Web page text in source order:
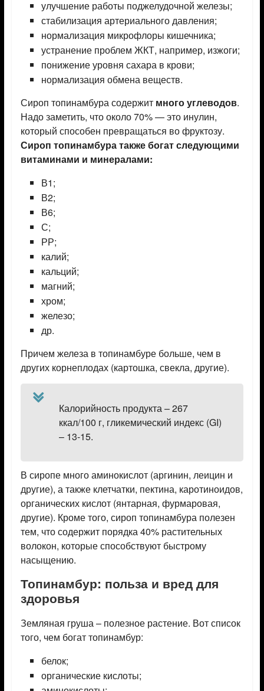
улучшение работы поджелудочной железы;
стабилизация артериального давления;
нормализация микрофлоры кишечника;
устранение проблем ЖКТ, например, изжоги;
понижение уровня сахара в крови;
нормализация обмена веществ.
Сироп топинамбура содержит много углеводов.
Надо заметить, что около 70% — это инулин,
который способен превращаться во фруктозу.
Сироп топинамбура также богат следующими
витаминами и минералами:
В1;
В2;
В6;
С;
РР;
калий;
кальций;
магний;
хром;
железо;
др.
Причем железа в топинамбуре больше, чем в
других корнеплодах (картошка, свекла, другие).
Калорийность продукта – 267
ккал/100 г, гликемический индекс (GI)
– 13-15.
В сиропе много аминокислот (аргинин, леицин и
другие), а также клетчатки, пектина, каротиноидов,
органических кислот (янтарная, фурмаровая,
другие). Кроме того, сироп топинамбура полезен
тем, что содержит порядка 40% растительных
волокон, которые способствуют быстрому
насыщению.
Топинамбур: польза и вред для
здоровья
Земляная груша – полезное растение. Вот список
того, чем богат топинамбур:
белок;
органические кислоты;